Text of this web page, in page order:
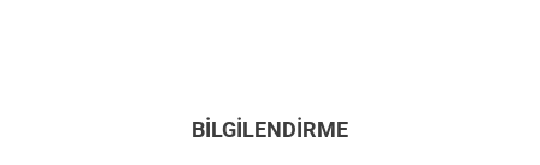
BİLGİLENDİRME